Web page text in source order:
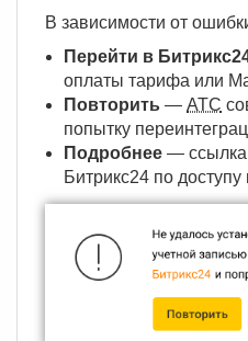
В зависимости от
Перейти в
оплаты тарифа или
Повторить — АТС
попытку
Подробнее — ссылка
Битрикс24 по доступу